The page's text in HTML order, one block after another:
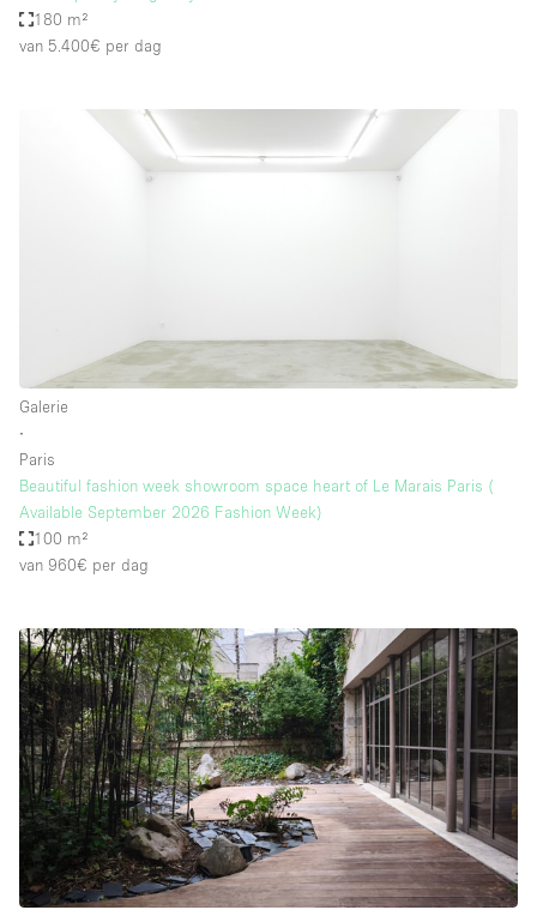
180 m²
van 5.400€ per dag
Galerie
∙
Paris
Beautiful fashion week showroom space heart of Le Marais Paris (
Available September 2026 Fashion Week)
100 m²
van 960€ per dag